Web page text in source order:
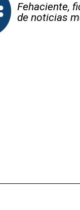
Fehaciente,
de noticias